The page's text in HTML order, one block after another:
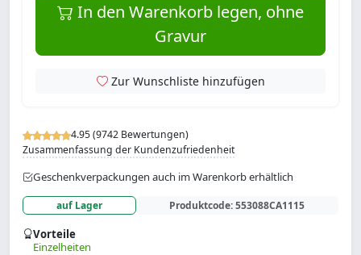
4.95 (9742 Bewertungen)
Zusammenfassung der Kundenzufriedenheit
Geschenkverpackungen auch im Warenkorb erhältlich
auf Lager Produktcode:553088CA1115
Vorteile
Einzelheiten
In den Warenkorb legen, ohne
Gravur
Zur Wunschliste hinzufügen